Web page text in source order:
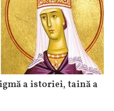
a istoriei, taină a